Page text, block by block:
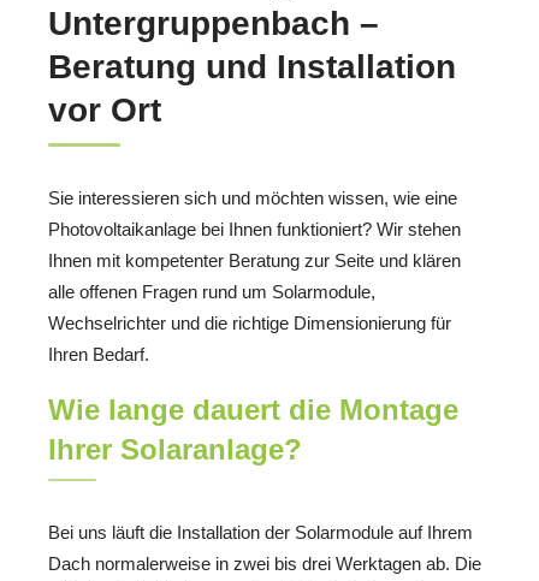
Untergruppenbach –
Beratung und Installation
vor Ort
Sie interessieren sich und möchten wissen, wie eine
Photovoltaikanlage bei Ihnen funktioniert? Wir stehen
Ihnen mit kompetenter Beratung zur Seite und klären
alle offenen Fragen rund um Solarmodule,
Wechselrichter und die richtige Dimensionierung für
Ihren Bedarf.
Wie lange dauert die Montage
Ihrer Solaranlage?
Bei uns läuft die Installation der Solarmodule auf Ihrem
Dach normalerweise in zwei bis drei Werktagen ab. Die